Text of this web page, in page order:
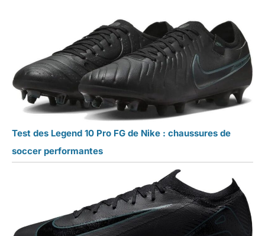
Test des Legend 10 Pro FG de Nike : chaussures de
soccer performantes